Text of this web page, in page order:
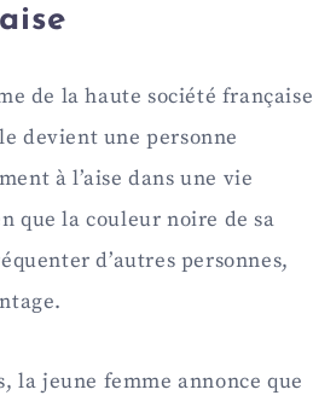
de la haute société française
devient une personne
à l’aise dans une vie
que la couleur noire de sa
d’autres personnes,
la jeune femme annonce que